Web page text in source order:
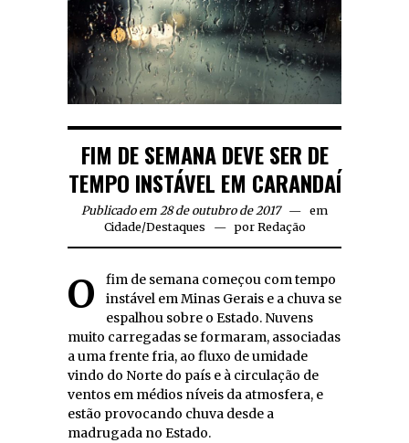
FIM DE SEMANA DEVE SER DE
TEMPO INSTÁVEL EM CARANDAÍ
Publicado em 28 de outubro de 2017
em
Cidade/Destaques por Redação
O fim de semana começou com tempo
instável em Minas Gerais e a chuva se
espalhou sobre o Estado. Nuvens
muito carregadas se formaram, associadas
a uma frente fria, ao fluxo de umidade
vindo do Norte do país e à circulação de
ventos em médios níveis da atmosfera, e
estão provocando chuva desde a
madrugada no Estado.